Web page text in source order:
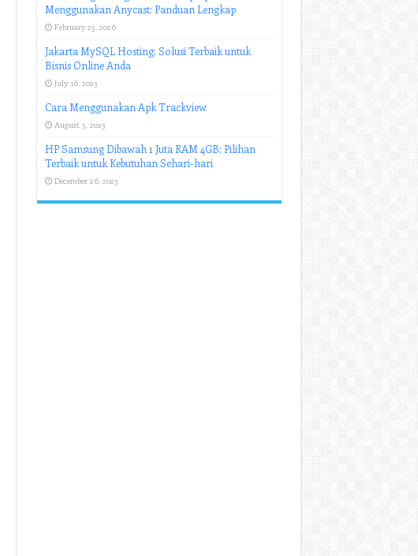
Menggunakan Anycast: Panduan Lengkap
February 25, 2026
Jakarta MySQL Hosting: Solusi Terbaik untuk
Bisnis Online Anda
July 16, 2023
Cara Menggunakan Apk Trackview
August 5, 2023
HP Samsung Dibawah 1 Juta RAM 4GB: Pilihan
Terbaik untuk Kebutuhan Sehari-hari
December 26, 2023